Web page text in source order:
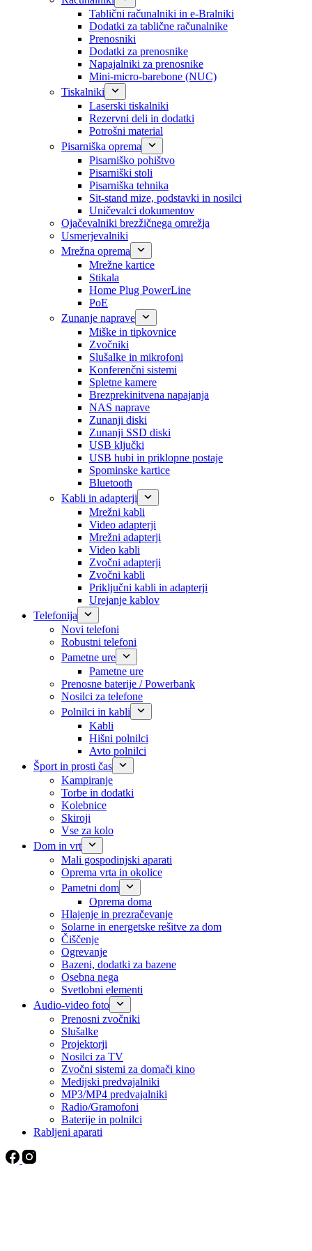
Tablični računalniki in e-Bralniki
Dodatki za tablične računalnike
Prenosniki
Dodatki za prenosnike
Napajalniki za prenosnike
Mini-micro-barebone (NUC)
Tiskalniki
Laserski tiskalniki
Rezervni deli in dodatki
Potrošni material
Pisarniška oprema
Pisarniško pohištvo
Pisarniški stoli
Pisarniška tehnika
Sit-stand mize, podstavki in nosilci
Uničevalci dokumentov
Ojačevalniki brezžičnega omrežja
Usmerjevalniki
Mrežna oprema
Mrežne kartice
Stikala
Home Plug PowerLine
PoE
Zunanje naprave
Miške in tipkovnice
Zvočniki
Slušalke in mikrofoni
Konferenčni sistemi
Spletne kamere
Brezprekinitvena napajanja
NAS naprave
Zunanji diski
Zunanji SSD diski
USB ključki
USB hubi in priklopne postaje
Spominske kartice
Bluetooth
Kabli in adapterji
Mrežni kabli
Video adapterji
Mrežni adapterji
Video kabli
Zvočni adapterji
Zvočni kabli
Priključni kabli in adapterji
Urejanje kablov
Telefonija
Novi telefoni
Robustni telefoni
Pametne ure
Pametne ure
Prenosne baterije / Powerbank
Nosilci za telefone
Polnilci in kabli
Kabli
Hišni polnilci
Avto polnilci
Šport in prosti čas
Kampiranje
Torbe in dodatki
Kolebnice
Skiroji
Vse za kolo
Dom in vrt
Mali gospodinjski aparati
Oprema vrta in okolice
Pametni dom
Oprema doma
Hlajenje in prezračevanje
Solarne in energetske rešitve za dom
Čiščenje
Ogrevanje
Bazeni, dodatki za bazene
Osebna nega
Svetlobni elementi
Audio-video foto
Prenosni zvočniki
Slušalke
Projektorji
Nosilci za TV
Zvočni sistemi za domači kino
Medijski predvajalniki
MP3/MP4 predvajalniki
Radio/Gramofoni
Baterije in polnilci
Rabljeni aparati